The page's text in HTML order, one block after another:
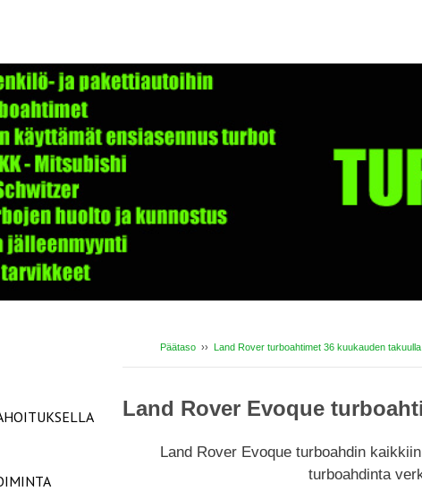
Päätaso›› Land Rover turboahtimet 36 kuukauden
Land Rover Evoque
Land Rover Evoque turboahdin
turboahdinta